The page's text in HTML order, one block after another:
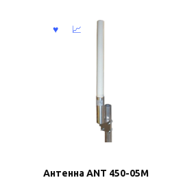
Антенна ANT 450-05М